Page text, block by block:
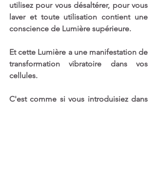
utilisez pour vous désaltérer, pour vous
laver et toute utilisation contient une
conscience de Lumière supérieure.
Et cette Lumière a une manifestation de
transformation vibratoire dans vos
cellules.
C'est comme si vous introduisiez dans